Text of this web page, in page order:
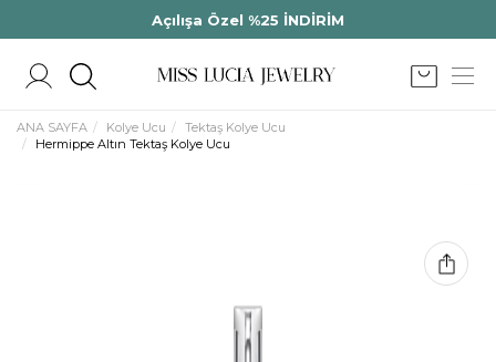
Açılışa Özel %25 İNDİRİM
ANA SAYFA Kolye Ucu
Tektaş Kolye Ucu
Hermippe Altın Tektaş Kolye Ucu